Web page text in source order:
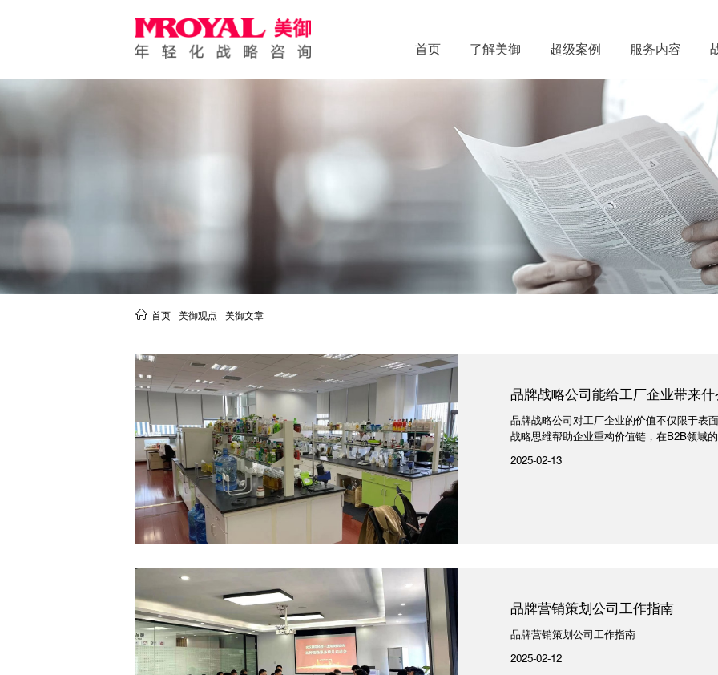
首页 了解美御 超级案例 服务内容
首页 美御观点 美御文章
品牌战略公司能给工厂企业带来
品牌战略公司对工厂企业的价值不仅限于表
战略思维帮助企业重构价值链，在B2B领域
2025-02-13
品牌营销策划公司工作指南
品牌营销策划公司工作指南
2025-02-12